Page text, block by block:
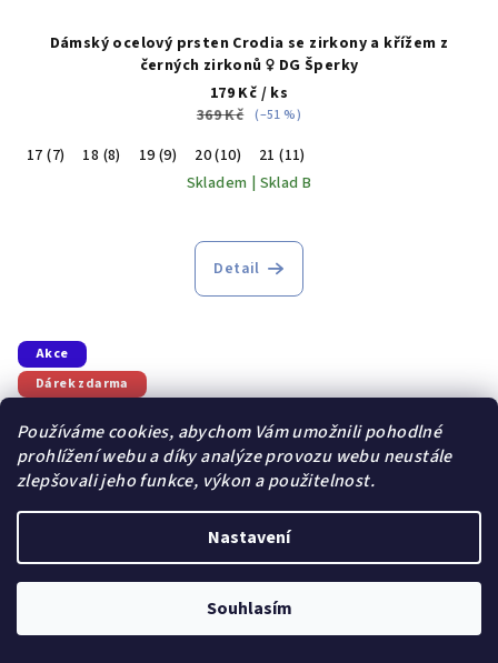
Používáme cookies, abychom Vám umožnili pohodlné
prohlížení webu a díky analýze provozu webu neustále
zlepšovali jeho funkce, výkon a použitelnost.
Nastavení
Souhlasím
Dámský ocelový prsten Crodia se zirkony a křížem z
černých zirkonů ♀️ DG Šperky
179 Kč / ks
369 Kč (–51 %)
17 (7) 18 (8) 19 (9) 20 (10)
21 (11)
Skladem | Sklad B
Detail
Akce
Dárek zdarma